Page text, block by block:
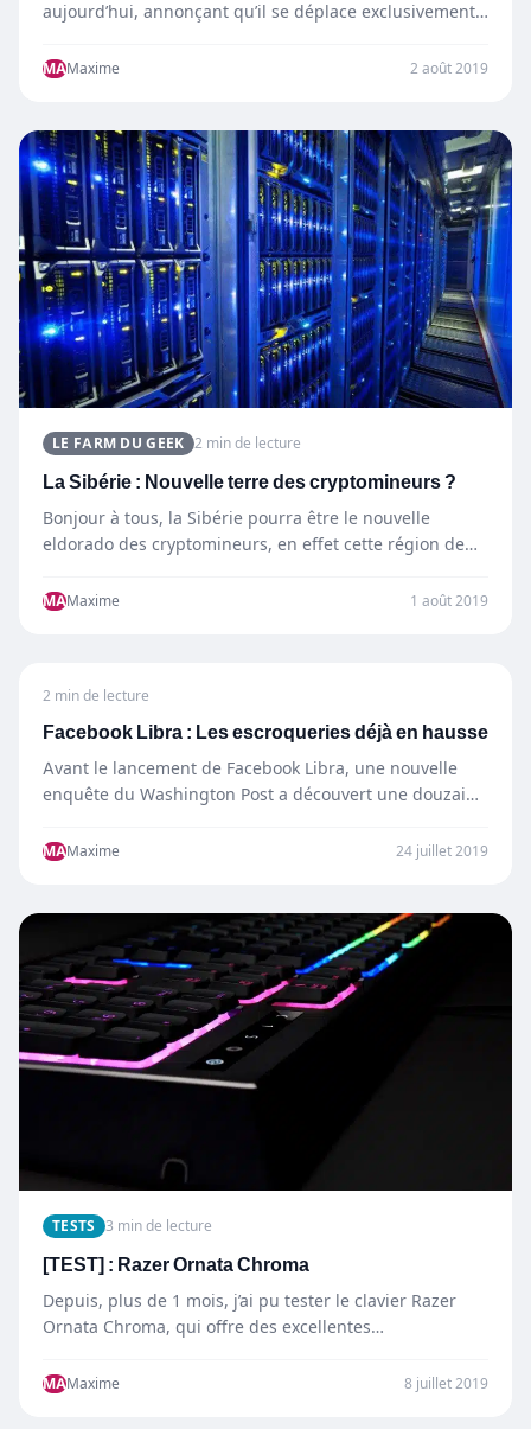
aujourd’hui, annonçant qu’il se déplace exclusivement
MAMaxime 2 août 2019
LE FARM DU GEEK 2 min de lecture
La Sibérie : Nouvelle terre des cryptomineurs ?
Bonjour à tous, la Sibérie pourra être le nouvelle
eldorado des cryptomineurs, en effet cette région de
MAMaxime 1 août 2019
2 min de lecture
Facebook Libra : Les escroqueries déjà en hausse
Avant le lancement de Facebook Libra, une nouvelle
enquête du Washington Post a découvert une douzaine
MAMaxime 24 juillet 2019
TESTS 3 min de lecture
[TEST] : Razer Ornata Chroma
Depuis, plus de 1 mois, j’ai pu tester le clavier Razer
Ornata Chroma, qui offre des excellentes
MAMaxime 8 juillet 2019